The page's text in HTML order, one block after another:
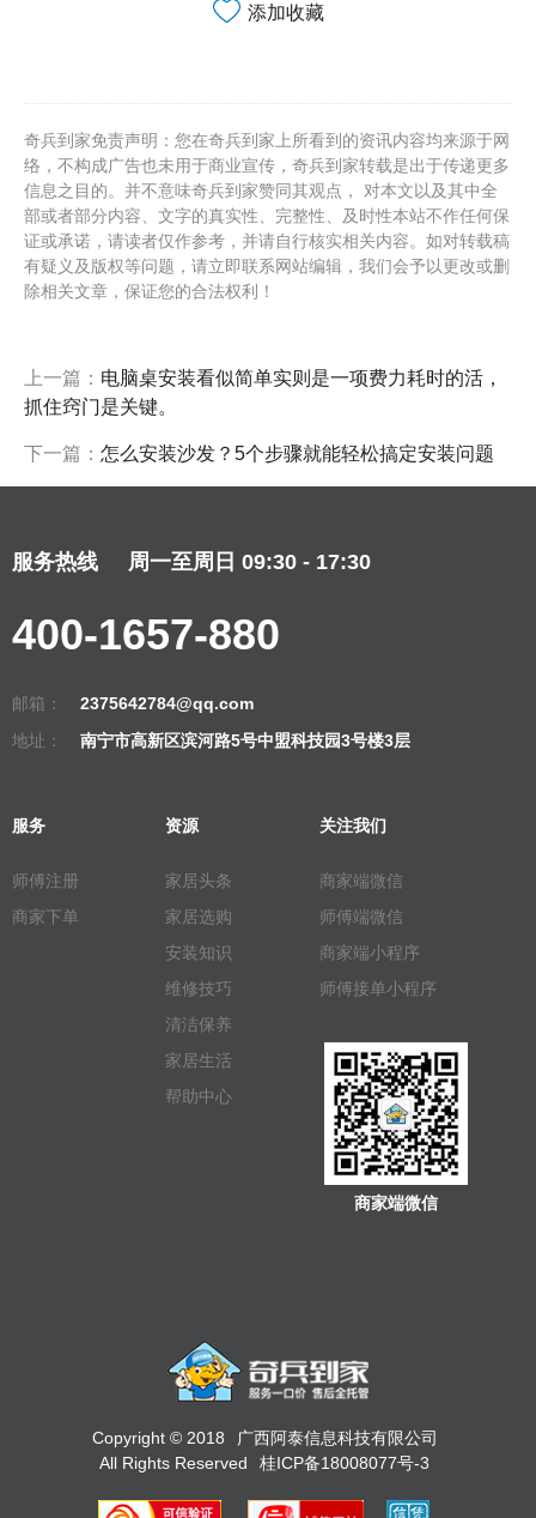
添加收藏
奇兵到家免责声明：您在奇兵到家上所看到的资讯内容均来源于网
络，不构成广告也未用于商业宣传，奇兵到家转载是出于传递更多
信息之目的。并不意味奇兵到家赞同其观点， 对本文以及其中全
部或者部分内容、文字的真实性、完整性、及时性本站不作任何保
证或承诺，请读者仅作参考，并请自行核实相关内容。如对转载稿
有疑义及版权等问题，请立即联系网站编辑，我们会予以更改或删
除相关文章，保证您的合法权利！
上一篇： 电脑桌安装看似简单实则是一项费力耗时的活，
抓住窍门是关键。
下一篇： 怎么安装沙发？5个步骤就能轻松搞定安装问题
服务热线 周一至周日 09:30 - 17:30
400-1657-880
邮箱：
2375642784@qq.com
地址：
南宁市高新区滨河路5号中盟科技园3号楼3层
服务
师傅注册
商家下单
资源
家居头条
家居选购
安装知识
维修技巧
清洁保养
家居生活
帮助中心
关注我们
商家端微信
师傅端微信
商家端小程序
师傅接单小程序
商家端微信
Copyright © 2018
广西阿泰信息科技有限公司
All Rights Reserved
桂ICP备18008077号-3